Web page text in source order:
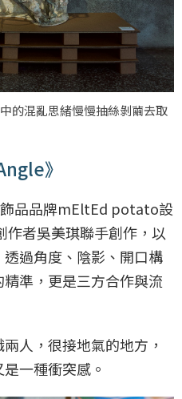
的混亂思緒慢慢抽絲剝繭去取
》
品品牌mEltEd potato設
者吳美琪聯手創作，以
過角度、陰影、開口構
準，更是三方合作與流
人，很接地氣的地方，
一種衝突感。